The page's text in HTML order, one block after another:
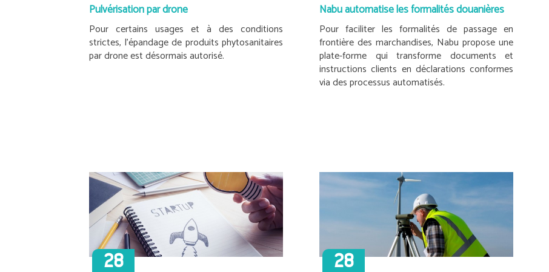
Pulvérisation par drone
Pour certains usages et à des conditions
strictes, l’épandage de produits phytosanitaires
par drone est désormais autorisé.
Nabu automatise les formalités douanières
Pour faciliter les formalités de passage en
frontière des marchandises, Nabu propose une
plate-forme qui transforme documents et
instructions clients en déclarations conformes
via des processus automatisés.
28 28